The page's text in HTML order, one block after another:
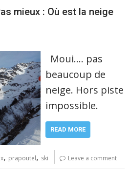
mieux : Où est la neige
Moui…. pas
beaucoup de
neige. Hors piste
impossible.
READ MORE
, prapoutel, ski Leave a comment